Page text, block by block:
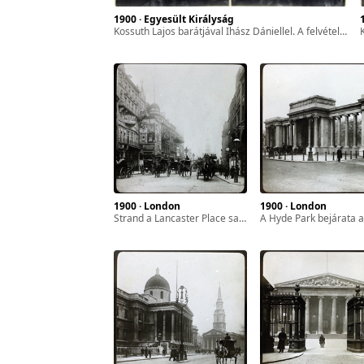
1900 · Egyesült Királyság
Kossuth Lajos barátjával Ihász Dániellel. A felvétel 1855 körül készült.
1900 · London
Strand a Lancaster Place sarkától a Szűz Mária-templom (St Mary le Strand) felé nézve.
1900 · London
a Hyde Park bejárata a Piccadilly - Park Lane - Knightsbridge